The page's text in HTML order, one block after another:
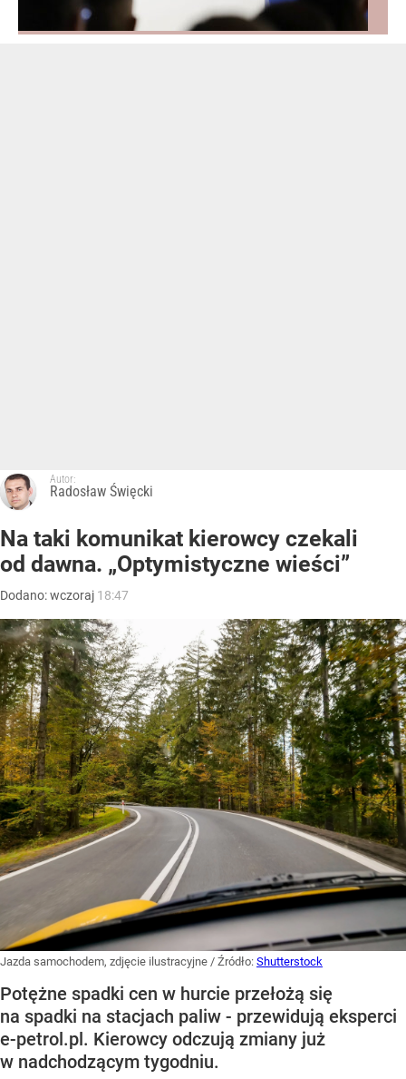
Autor:
Radosław Święcki
Na taki komunikat kierowcy czekali
od dawna. „Optymistyczne wieści”
Dodano:wczoraj 18:47
Jazda samochodem, zdjęcie ilustracyjne / Źródło: Shutterstock
Potężne spadki cen w hurcie przełożą się
na spadki na stacjach paliw - przewidują eksperci
e-petrol.pl. Kierowcy odczują zmiany już
w nadchodzącym tygodniu.